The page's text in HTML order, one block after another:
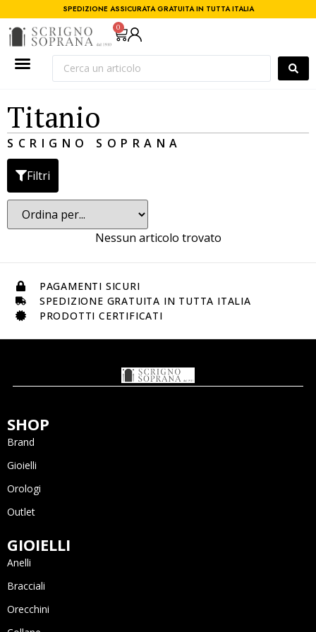
SPEDIZIONE ASSICURATA GRATUITA IN TUTTA ITALIA
0
Titanio
SCRIGNO SOPRANA
Filtri
Nessun articolo trovato
PAGAMENTI SICURI
SPEDIZIONE GRATUITA IN TUTTA ITALIA
PRODOTTI CERTIFICATI
SHOP
Brand
Gioielli
Orologi
Outlet
GIOIELLI
Anelli
Bracciali
Orecchini